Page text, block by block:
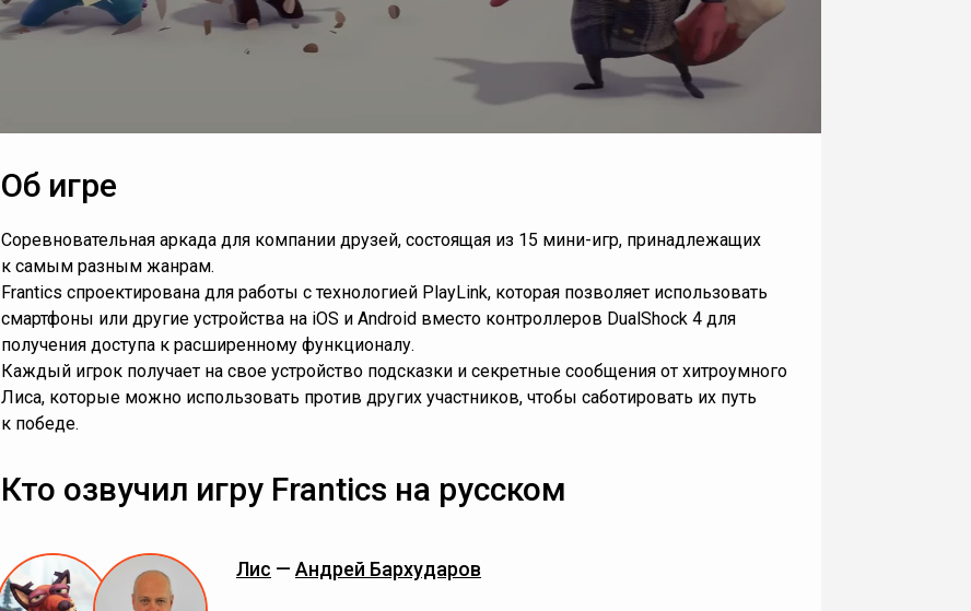
Об игре
Соревновательная аркада для компании друзей, состоящая из 15 мини-игр, принадлежащих
к самым разным жанрам.
Frantics спроектирована для работы с технологией PlayLink, которая позволяет использовать
смартфоны или другие устройства на iOS и Android вместо контроллеров DualShock 4 для
получения доступа к расширенному функционалу.
Каждый игрок получает на свое устройство подсказки и секретные сообщения от хитроумного
Лиса, которые можно использовать против других участников, чтобы саботировать их путь
к победе.
Кто озвучил игру Frantics на русском
Лис — Андрей Бархударов